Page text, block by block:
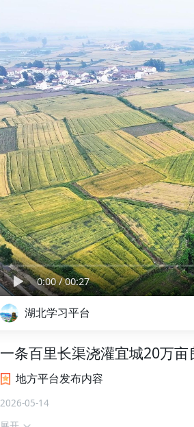
0:00/00:27
湖北学习平台
一条百里长渠浇灌宜城20万亩
地方平台发布内容
2026-05-14